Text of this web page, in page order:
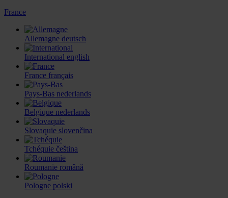
France
Allemagne deutsch
International english
France français
Pays-Bas nederlands
Belgique nederlands
Slovaquie slovenčina
Tchéquie čeština
Roumanie română
Pologne polski